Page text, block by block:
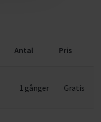
Antal Pris
1 gånger Gratis